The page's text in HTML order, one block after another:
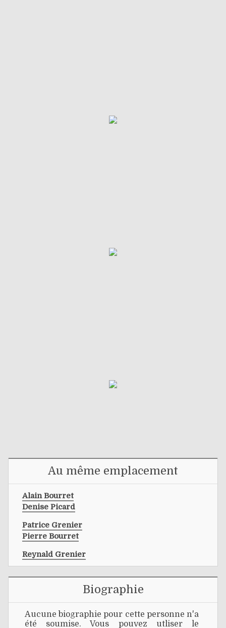
Au même emplacement
Alain Bourret
Denise Picard
Patrice Grenier
Pierre Bourret
Reynald Grenier
Biographie
Aucune biographie pour cette personne n'a
été soumise. Vous pouvez utliser le